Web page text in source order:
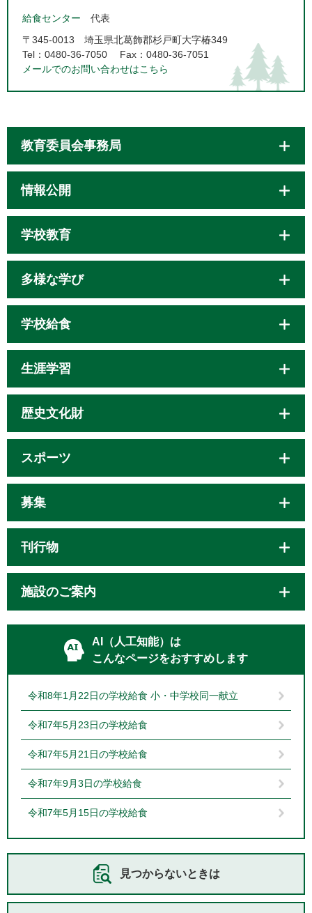
給食センター
代表
〒345-0013
埼玉県北葛飾郡杉戸町大字椿349
Tel：0480-36-7050
Fax：0480-36-7051
メールでのお問い合わせはこちら
教育委員会事務局
情報公開
学校教育
多様な学び
学校給食
生涯学習
歴史文化財
スポーツ
募集
刊行物
施設のご案内
AI（人工知能）は
こんなページをおすすめします
令和8年1月22日の学校給食 小・中学校同一献立
令和7年5月23日の学校給食
令和7年5月21日の学校給食
令和7年9月3日の学校給食
令和7年5月15日の学校給食
見つからないときは